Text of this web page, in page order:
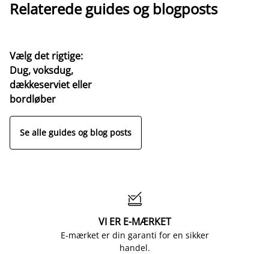
Relaterede guides og blogposts
Vælg det rigtige:
Dug, voksdug,
dækkeserviet eller
bordløber
Se alle guides og blog posts

VI ER E-MÆRKET
E-mærket er din garanti for en sikker
handel.